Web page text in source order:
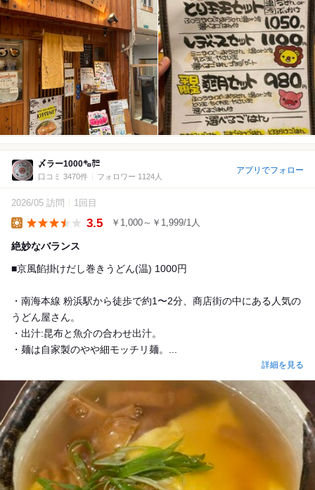
〆ラー1000㌔㌍
口コミ 3470件 フォロワー 1124人
アプリでフォロー
2026/05 訪問 1回目
3.5 ￥1,000～￥1,999/1人
絶妙なバランス
■京風餡掛けだし巻きうどん(温) 1000円
・南海本線 粉浜駅から徒歩で約1〜2分、商店街の中にある人気の
うどん屋さん。
・出汁:昆布と魚介の合わせ出汁。
・麺は自家製のやや細モッチリ麺。...
詳細を見る